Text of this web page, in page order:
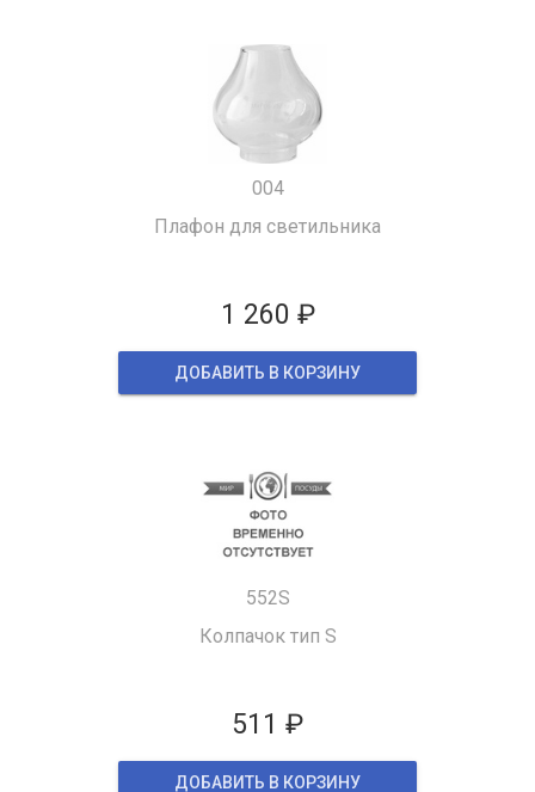
004
Плафон для светильника
1 260 ₽
ДОБАВИТЬ В КОРЗИНУ
552S
Колпачок тип S
511 ₽
ДОБАВИТЬ В КОРЗИНУ